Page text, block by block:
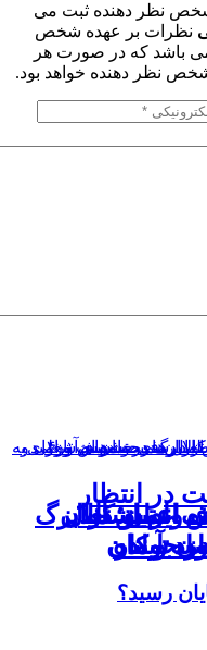
شخص نظر دهنده ثبت می
نظرات بر عهده شخص
باشد که در صورت هر
نظر دهنده خواهد بود.
عمیق میان
جوانان
اشتغال
در انتظار
ایران؛ از
آینده
کالابرگ
و کار
رسید؟